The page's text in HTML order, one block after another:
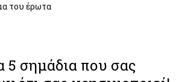
του έρωτα
5 σημάδια που σας